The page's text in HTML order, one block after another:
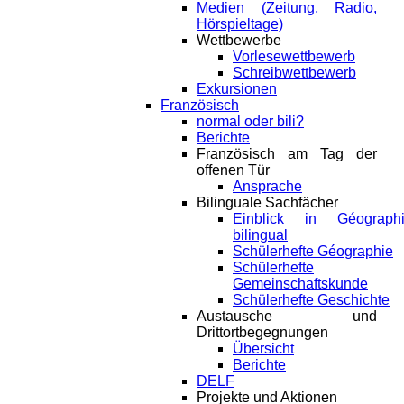
Medien (Zeitung, Radio,
Hörspieltage)
Wettbewerbe
Vorlesewettbewerb
Schreibwettbewerb
Exkursionen
Französisch
normal oder bili?
Berichte
Französisch am Tag der
offenen Tür
Ansprache
Bilinguale Sachfächer
Einblick in
bilingual
Schülerhefte Géographie
Schülerhefte
Gemeinschaftskunde
Schülerhefte Geschichte
Austausche und
Drittortbegegnungen
Übersicht
Berichte
DELF
Projekte und Aktionen